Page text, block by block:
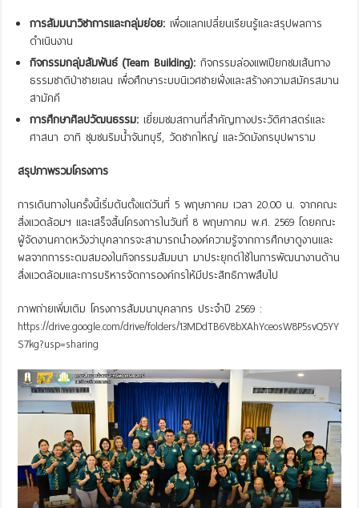
การสัมมนาวิชาการและกลุ่มย่อย: เพื่อแลกเปลี่ยนเรียนรู้และสรุปผลการ
ดำเนินงาน
กิจกรรมกลุ่มสัมพันธ์ (Team Building): กิจกรรมล่องแพเปียกชมเส้นทาง
ธรรมชาติป่าชายเลน เพื่อศึกษาระบบนิเวศชายฝั่งและสร้างความสมัครสมาน
สามัคคี
การศึกษาศิลปวัฒนธรรม: เยี่ยมชมสถานที่สำคัญทางประวัติศาสตร์และ
ศาสนา อาทิ ชุมชนริมน้ำจันทบุรี, วัดชากใหญ่ และวัดมังกรบุปผาราม
สรุปภาพรวมโครงการ
การเดินทางในครั้งนี้เริ่มต้นตั้งแต่วันที่ 5 พฤษภาคม เวลา 20.00 น. จากคณะ
สิ่งแวดล้อมฯ และเสร็จสิ้นโครงการในวันที่ 8 พฤษภาคม พ.ศ. 2569 โดยคณะ
ผู้จัดงานคาดหวังว่าบุคลากรจะสามารถนำองค์ความรู้จากการศึกษาดูงานและ
ผลจากการระดมสมองในกิจกรรมสัมมนา มาประยุกต์ใช้ในการพัฒนางานด้าน
สิ่งแวดล้อมและการบริหารจัดการองค์กรให้มีประสิทธิภาพสืบไป
ภาพถ่ายเพิ่มเติม โครงการสัมมนาบุคลากร ประจำปี 2569 :
https://drive.google.com/drive/folders/13MDdTB6V8bXAhYceosW8P5svQ5YY
S7kg?usp=sharing